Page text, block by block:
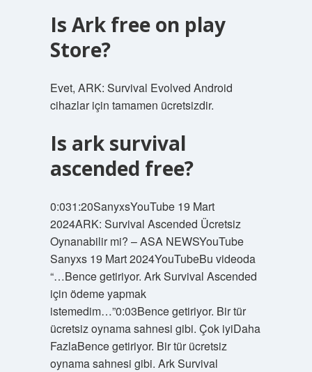
Is Ark free on play
Store?
Evet, ARK: Survival Evolved Android
cihazlar için tamamen ücretsizdir.
Is ark survival
ascended free?
0:031:20SanyxsYouTube 19 Mart
2024ARK: Survival Ascended Ücretsiz
Oynanabilir mi? – ASA NEWSYouTube
Sanyxs 19 Mart 2024YouTubeBu videoda
“…Bence getiriyor. Ark Survival Ascended
için ödeme yapmak
istemedim…”0:03Bence getiriyor. Bir tür
ücretsiz oynama sahnesi gibi. Çok iyiDaha
FazlaBence getiriyor. Bir tür ücretsiz
oynama sahnesi gibi. Ark Survival